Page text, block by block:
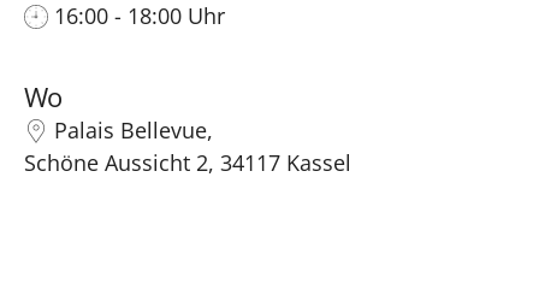
16:00 - 18:00 Uhr
Wo
Palais Bellevue,
Schöne Aussicht 2, 34117 Kassel